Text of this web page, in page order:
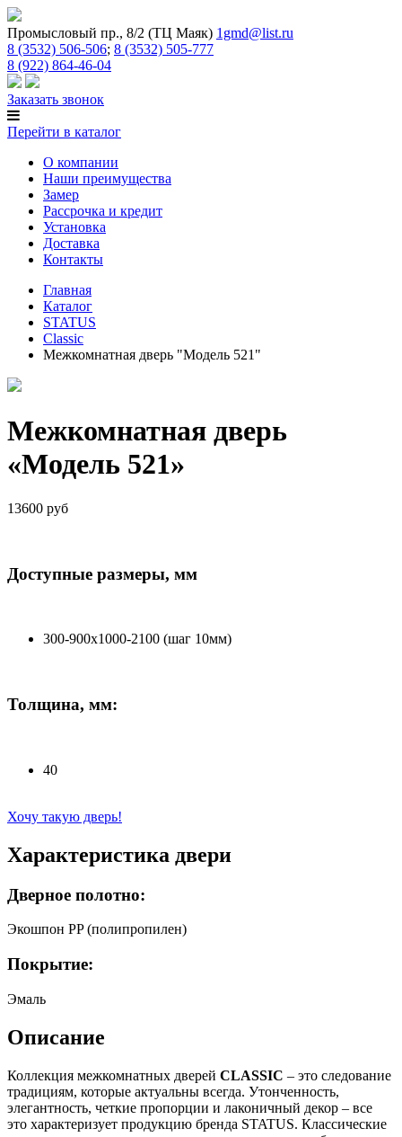
Промысловый пр., 8/2 (ТЦ Маяк) 1gmd@list.ru
8 (3532) 506-506; 8 (3532) 505-777
8 (922) 864-46-04
Заказать звонок
Перейти в каталог
О компании
Наши преимущества
Замер
Рассрочка и кредит
Установка
Доставка
Контакты
Главная
Каталог
STATUS
Classic
Межкомнатная дверь "Модель 521"
Межкомнатная дверь
«Модель 521»
13600 руб
Доступные размеры, мм
300-900х1000-2100 (шаг 10мм)
Толщина, мм:
40
Хочу такую дверь!
Характеристика двери
Дверное полотно:
Экошпон PP (полипропилен)
Покрытие:
Эмаль
Описание
Коллекция межкомнатных дверей CLASSIC – это следование
традициям, которые актуальны всегда. Утонченность,
элегантность, четкие пропорции и лаконичный декор – все
это характеризует продукцию бренда STATUS. Классические